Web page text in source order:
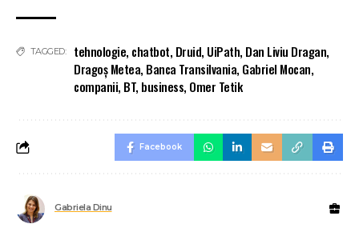
TAGGED: tehnologie, chatbot, Druid, UiPath, Dan Liviu Dragan,
Dragoș Metea, Banca Transilvania, Gabriel Mocan,
companii, BT, business, Omer Tetik
Facebook
Gabriela Dinu